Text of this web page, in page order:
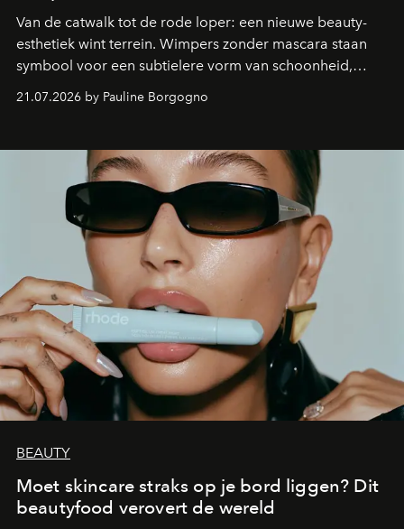
Van de catwalk tot de rode loper: een nieuwe beauty-
esthetiek wint terrein. Wimpers zonder mascara staan
symbool voor een subtielere vorm van schoonheid,
waarin zelfvertrouwen belangrijker is dan een overvloed
aan make-up.
21.07.2026 by Pauline Borgogno
BEAUTY
Moet skincare straks op je bord liggen? Dit
beautyfood verovert de wereld